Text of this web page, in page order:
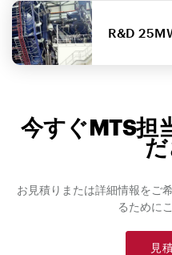
R&D
今すぐMTS担
お見積りまたは詳細情報をご
るために
見